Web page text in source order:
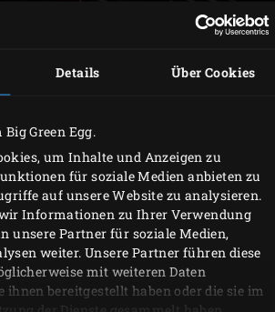
Details Über Cookies
Green Egg.
um Inhalte und Anzeigen zu
für soziale Medien anbieten zu
auf unsere Website zu analysieren.
Informationen zu Ihrer Verwendung
unsere Partner für soziale Medien,
weiter. Unsere Partner führen diese
mit weiteren Daten
ihnen bereitgestellt haben oder die sie im
ca. 3 Minuten grillen. Die Tournedos
drehen und für ein schönes
3 Minuten grillen. Nach jedem
des EGGs schließen.
wenden und wieder 2 x ca. 3
bis diese eine Kerntemperatur
und 52 °C erreicht haben (medium